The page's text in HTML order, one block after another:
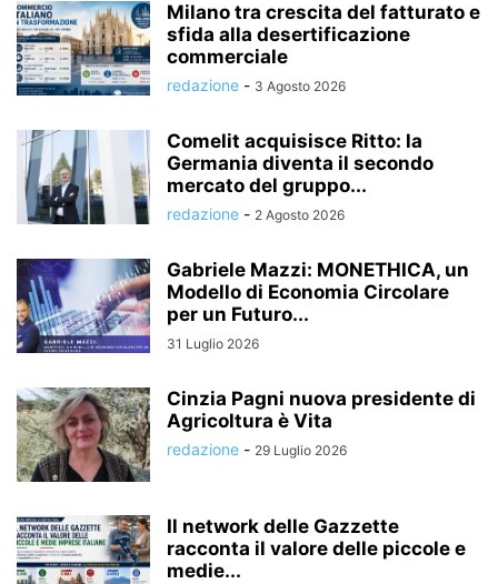
Milano tra crescita del fatturato e
sfida alla desertificazione
commerciale
redazione - 3 Agosto 2026
Comelit acquisisce Ritto: la
Germania diventa il secondo
mercato del gruppo...
redazione - 2 Agosto 2026
Gabriele Mazzi: MONETHICA, un
Modello di Economia Circolare
per un Futuro...
31 Luglio 2026
Cinzia Pagni nuova presidente di
Agricoltura è Vita
redazione - 29 Luglio 2026
Il network delle Gazzette
racconta il valore delle piccole e
medie...